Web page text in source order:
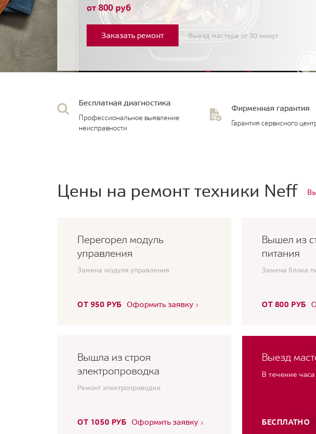
от 800 руб
Заказать ремонт Выезд мастера от 30 минут
Бесплатная диагностика
Профессиональное выявление
неисправности
Фирменная гарантия
Гарантия сервисного
Цены на ремонт техники Neff
Перегорел модуль
управления
Замена модуля управления
ОТ 950 РУБ Оформить заявку
Вышел из
питания
Замена блока
ОТ 800 РУБ
Вышла из строя
электропроводка
Ремонт электропроводки
ОТ 1050 РУБ Оформить заявку
Выезд
В течение часа
БЕСПЛАТНО